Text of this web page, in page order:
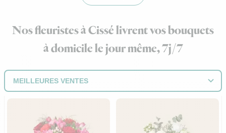
Nos fleuristes à Cissé livrent vos bouquets
à domicile le jour même, 7j/7